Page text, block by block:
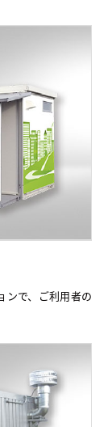
ンで、ご利用者の